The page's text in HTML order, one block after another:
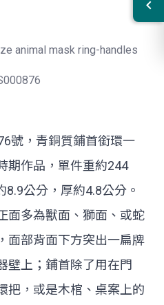
animal mask ring-handles
號，青銅質鋪首銜環一
期作品，單件重約244
公分，厚約4.8公分。
面多為獸面、獅面、或蛇
面部背面下方突出一扁牌
壁上；鋪首除了用在門
把，或是木棺、桌案上的